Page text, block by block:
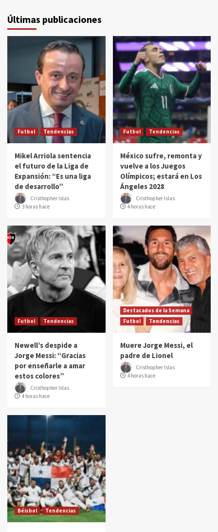
Últimas publicaciones
Futbol Tendencias
Mikel Arriola sentencia
el futuro de la Liga de
Expansión: “Es una liga
de desarrollo”
Cristhopher Islas
3 horas hace
Futbol Tendencias
México sufre, remonta y
vuelve a los Juegos
Olímpicos; estará en Los
Ángeles 2028
Cristhopher Islas
4 horas hace
Futbol Tendencias
Newell’s despide a
Jorge Messi: “Gracias
por enseñarle a amar
estos colores”
Cristhopher Islas
4 horas hace
Destacados de la Semana
Futbol
Tendencias
Muere Jorge Messi, el
padre de Lionel
Cristhopher Islas
4 horas hace
Béisbol Tendencias